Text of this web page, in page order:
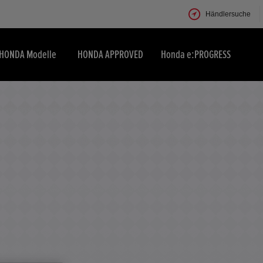
Händlersuche
HONDA Modelle HONDA APPROVED Honda e:PROGRESS